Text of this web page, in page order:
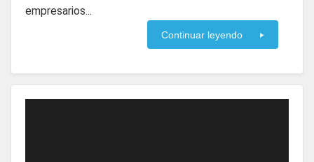
empresarios...
Continuar leyendo